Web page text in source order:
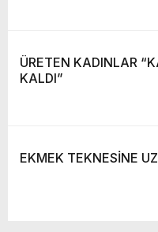
ÜRETEN KADINLAR
KALDI”
EKMEK TEKNESİNE